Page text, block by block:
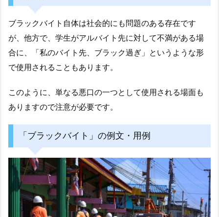
ブラックバイト自体は社会的にも問題のある存在です
が、他方で、学生がアルバイト先に対して不満がある場
合に、「私のバイト先、ブラック過ぎ」というような形
で使用されることもあります。
このように、単なる悪口の一つとして使用される場面も
ありますので注意が必要です。
「ブラックバイト」の例文・用例